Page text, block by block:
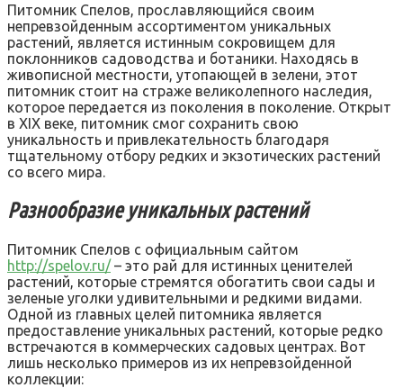
Питомник Спелов, прославляющийся своим
непревзойденным ассортиментом уникальных
растений, является истинным сокровищем для
поклонников садоводства и ботаники. Находясь в
живописной местности, утопающей в зелени, этот
питомник стоит на страже великолепного наследия,
которое передается из поколения в поколение. Открыт
в XIX веке, питомник смог сохранить свою
уникальность и привлекательность благодаря
тщательному отбору редких и экзотических растений
со всего мира.
Разнообразие уникальных растений
Питомник Спелов с официальным сайтом
http://spelov.ru/– это рай для истинных ценителей
растений, которые стремятся обогатить свои сады и
зеленые уголки удивительными и редкими видами.
Одной из главных целей питомника является
предоставление уникальных растений, которые редко
встречаются в коммерческих садовых центрах. Вот
лишь несколько примеров из их непревзойденной
коллекции: